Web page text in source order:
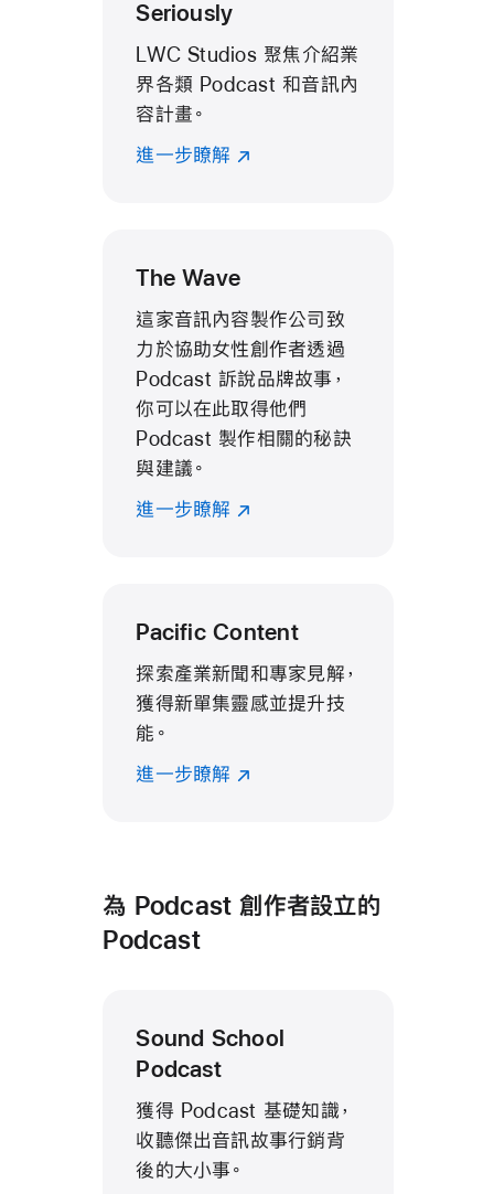
Seriously
LWC Studios 聚焦介紹業
界各類 Podcast 和音訊內
容計畫。
進一步瞭解
The Wave
這家音訊內容製作公司致
力於協助女性創作者透過
Podcast 訴說品牌故事，
你可以在此取得他們
Podcast 製作相關的秘訣
與建議。
進一步瞭解
Pacific Content
探索產業新聞和專家見解，
獲得新單集靈感並提升技
能。
進一步瞭解
為 Podcast 創作者設立的
Podcast
Sound School
Podcast
獲得 Podcast 基礎知識，
收聽傑出音訊故事行銷背
後的大小事。